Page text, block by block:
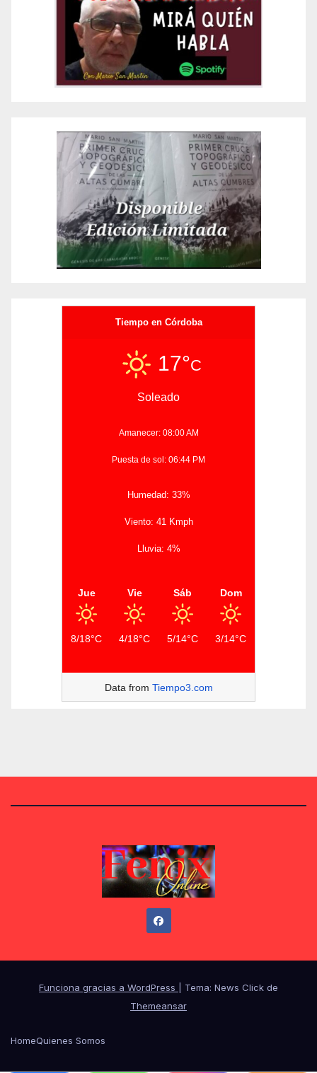
Tiempo en Córdoba
17°C
Soleado
Amanecer: 08:00 AM
Puesta de sol: 06:44 PM
Humedad: 33%
Viento: 41 Kmph
Lluvia: 4%
Jue
8/18°C
Vie
4/18°C
Sáb
5/14°C
Dom
3/14°C
Data from Tiempo3.com
Funciona gracias a WordPress
Tema: News Click de
Themeansar
HomeQuienes Somos